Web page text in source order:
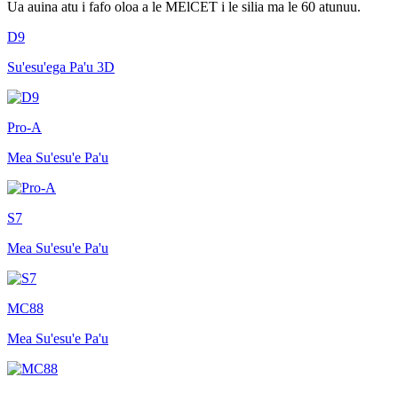
Ua auina atu i fafo oloa a le MElCET i le silia ma le 60 atunuu.
D9
Su'esu'ega Pa'u 3D
Pro-A
Mea Su'esu'e Pa'u
S7
Mea Su'esu'e Pa'u
MC88
Mea Su'esu'e Pa'u